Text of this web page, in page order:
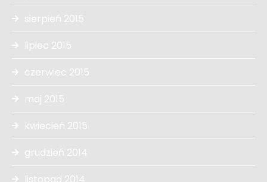
sierpień 2015
lipiec 2015
czerwiec 2015
maj 2015
kwiecień 2015
grudzień 2014